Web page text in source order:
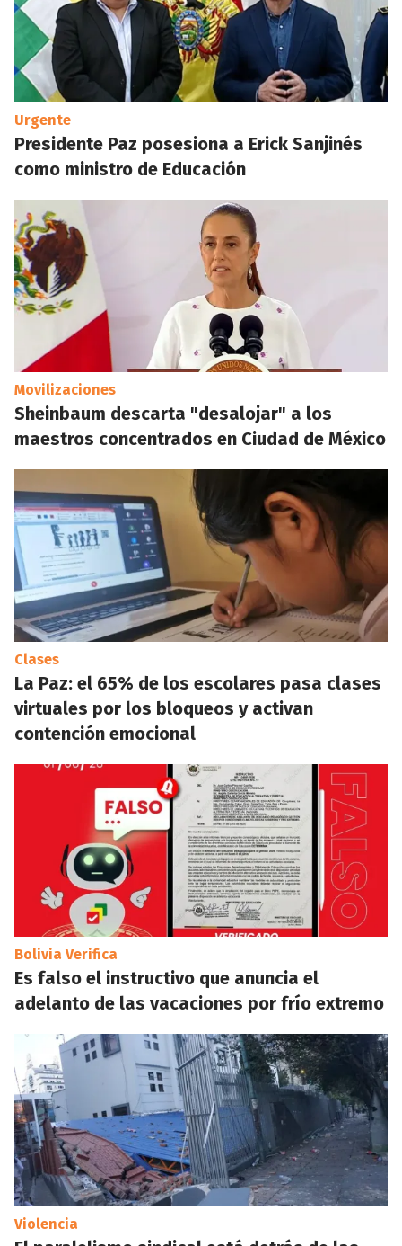
Urgente
Presidente Paz posesiona a Erick Sanjinés
como ministro de Educación
Movilizaciones
Sheinbaum descarta "desalojar" a los
maestros concentrados en Ciudad de México
Clases
La Paz: el 65% de los escolares pasa clases
virtuales por los bloqueos y activan
contención emocional
Bolivia Verifica
Es falso el instructivo que anuncia el
adelanto de las vacaciones por frío extremo
Violencia